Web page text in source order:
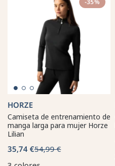
HORZE
Camiseta de entrenamiento de
manga larga para mujer Horze
Lilian
35,74 €54,99 €